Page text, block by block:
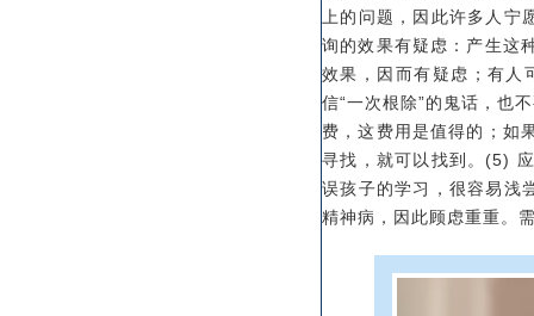
上的问题，因此许多人宁
询的效果有疑虑：产生这
效果，因而有疑虑；有人
信“一次根除”的鬼话，也
费，这费用是值得的；如
寻找，就可以找到。(5)
误孩子的学习，很容易浅
精神病，因此顾虑重重。